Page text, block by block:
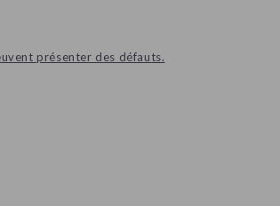
présenter des défauts.